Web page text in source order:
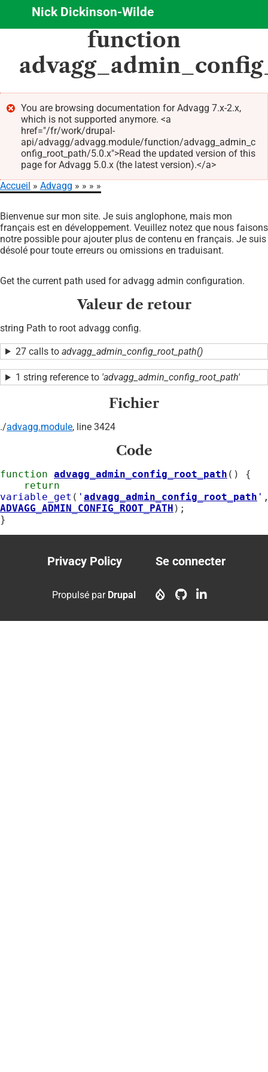
Aller
principal
Nick Dickinson-Wilde
function
Message
d'erreur
You are browsing documentation for Advagg 7.x-2.x,
which is not supported anymore. <a
href="/fr/work/drupal-
api/advagg/advagg.module/function/advagg_admin_c
onfig_root_path/5.0.x">Read the updated version of this
page for Advagg 5.0.x (the latest version).</a>
d'Ariane
Accueil Advagg
Bienvenue sur mon site. Je suis anglophone, mais mon
français est en développement. Veuillez notez que nous faisons
notre possible pour ajouter plus de contenu en français. Je suis
désolé pour toute erreurs ou omissions en traduisant.
Get the current path used for advagg admin configuration.
Valeur de retour
string Path to root advagg config.
27 calls to advagg_admin_config_root_path()
1 string reference to 'advagg_admin_config_root_path'
Fichier
./advagg.module, line 3424
Code
function advagg_admin_config_root_path () {
return
variable_get ( ' advagg_admin_config_root_path '
ADVAGG_ADMIN_CONFIG_ROOT_PATH );
}
Footer
menu
Privacy Policy
account
Se connecter
Propulsé par Drupal